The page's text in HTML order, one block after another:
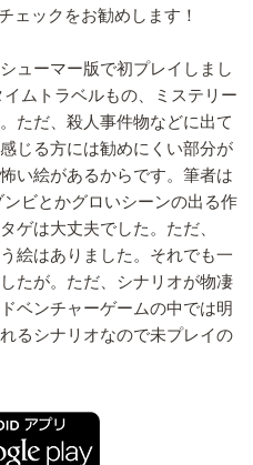
ェックをお勧めします！
ューマー版で初プレイしまし
ムトラベルもの、ミステリー
ただ、殺人事件物などに出て
じる方には勧めにくい部分が
い絵があるからです。筆者は
ビとかグロいシーンの出る作
ゲは大丈夫でした。ただ、
絵はありました。それでも一
たが。ただ、シナリオが物凄
ベンチャーゲームの中では明
るシナリオなので未プレイの